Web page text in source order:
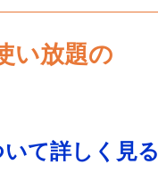
い放題の
て詳しく見る